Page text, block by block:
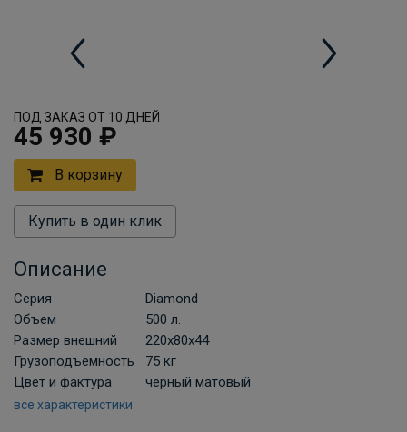
ПОД ЗАКАЗ ОТ 10 ДНЕЙ
45 930 ₽
В корзину
Купить в один клик
Описание
Серия
Diamond
Объем
500 л.
Размер внешний
220х80х44
Грузоподъемность
75 кг
Цвет и фактура
черный матовый
все характеристики